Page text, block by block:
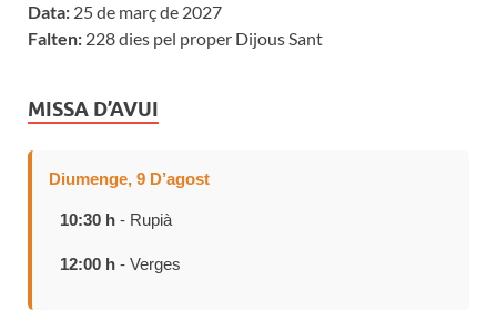
Data: 25 de març de 2027
Falten: 228 dies pel proper Dijous Sant
MISSA D’AVUI
Diumenge, 9 D’agost
10:30 h - Rupià
12:00 h - Verges